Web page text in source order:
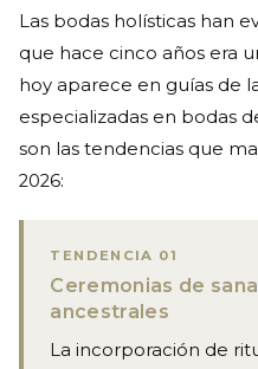
Las bodas holísticas han
que hace cinco años era
hoy aparece en guías de
especializadas en bodas
son las tendencias que
2026:
TENDENCIA 01
Ceremonias de
ancestrales
La incorporación de